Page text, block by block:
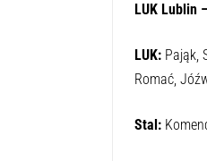
LUK Lublin
LUK: Pająk,
Romać,
Stal: